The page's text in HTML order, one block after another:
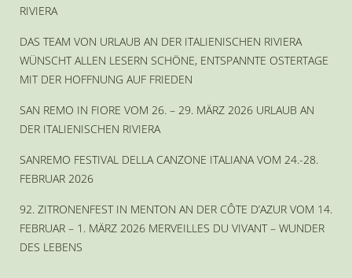
RIVIERA
DAS TEAM VON URLAUB AN DER ITALIENISCHEN RIVIERA
WÜNSCHT ALLEN LESERN SCHÖNE, ENTSPANNTE OSTERTAGE
MIT DER HOFFNUNG AUF FRIEDEN
SAN REMO IN FIORE VOM 26. – 29. MÄRZ 2026 URLAUB AN
DER ITALIENISCHEN RIVIERA
SANREMO FESTIVAL DELLA CANZONE ITALIANA VOM 24.-28.
FEBRUAR 2026
92. ZITRONENFEST IN MENTON AN DER CÔTE D’AZUR VOM 14.
FEBRUAR – 1. MÄRZ 2026 MERVEILLES DU VIVANT – WUNDER
DES LEBENS